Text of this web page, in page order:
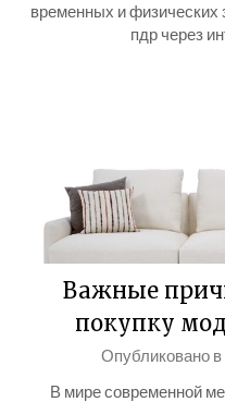
временных и физических
пдр через
Важные
покупку
Опубликовано в
В мире современной